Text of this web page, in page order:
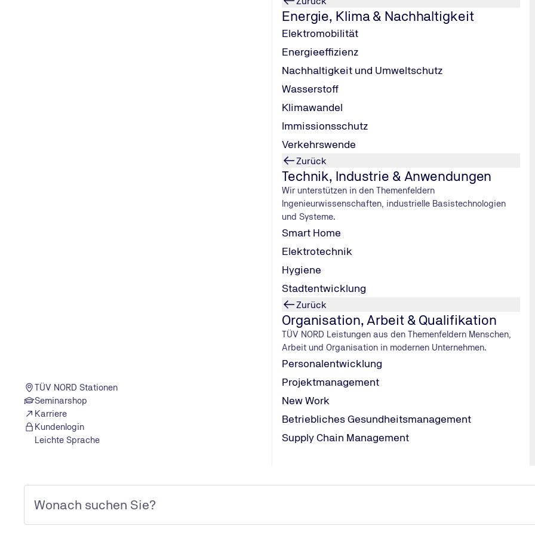
TÜV NORD Stationen
Seminarshop
Karriere
Kundenlogin
Leichte Sprache
Energie, Klima & Nachhaltigkeit
Elektromobilität
Energieeffizienz
Nachhaltigkeit und Umweltschutz
Wasserstoff
Klimawandel
Immissionsschutz
Verkehrswende
Zurück
Technik, Industrie & Anwendungen
Wir unterstützen in den Themenfeldern
Ingenieurwissenschaften, industrielle Basistechnologien
und Systeme.
Smart Home
Elektrotechnik
Hygiene
Stadtentwicklung
Zurück
Organisation, Arbeit & Qualifikation
TÜV NORD Leistungen aus den Themenfeldern Menschen,
Arbeit und Organisation in modernen Unternehmen.
Personalentwicklung
Projektmanagement
New Work
Betriebliches Gesundheitsmanagement
Supply Chain Management
Nachricht senden
TÜV NORD Station suchen